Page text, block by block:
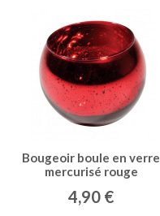
Bougeoir boule en verre
mercurisé rouge
4,90 €